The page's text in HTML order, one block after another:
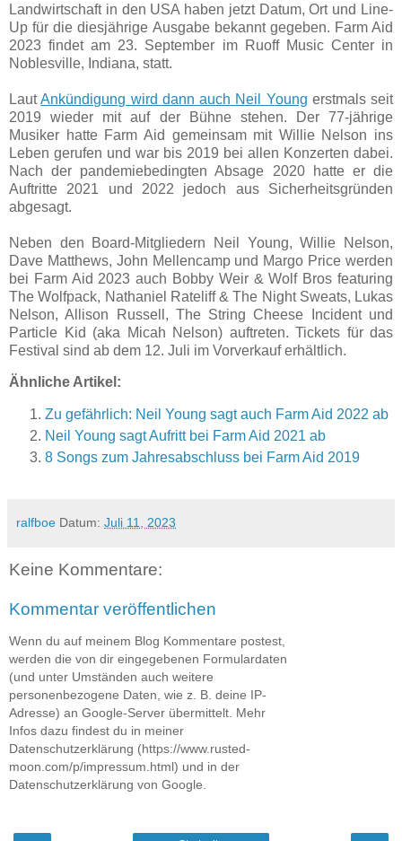
Landwirtschaft in den USA haben jetzt Datum, Ort und Line-
Up für die diesjährige Ausgabe bekannt gegeben. Farm Aid
2023 findet am 23. September im Ruoff Music Center in
Noblesville, Indiana, statt.
LautAnkündigung wird dann auch Neil Young erstmals seit
2019 wieder mit auf der Bühne stehen. Der 77-jährige
Musiker hatte Farm Aid gemeinsam mit Willie Nelson ins
Leben gerufen und war bis 2019 bei allen Konzerten dabei.
Nach der pandemiebedingten Absage 2020 hatte er die
Auftritte 2021 und 2022 jedoch aus Sicherheitsgründen
abgesagt.
Neben den Board-Mitgliedern Neil Young, Willie Nelson,
Dave Matthews, John Mellencamp und Margo Price werden
bei Farm Aid 2023 auch Bobby Weir & Wolf Bros featuring
The Wolfpack, Nathaniel Rateliff & The Night Sweats, Lukas
Nelson, Allison Russell, The String Cheese Incident und
Particle Kid (aka Micah Nelson) auftreten. Tickets für das
Festival sind ab dem 12. Juli im Vorverkauf erhältlich.
Ähnliche Artikel:
Zu gefährlich: Neil Young sagt auch Farm Aid 2022 ab
Neil Young sagt Aufritt bei Farm Aid 2021 ab
8 Songs zum Jahresabschluss bei Farm Aid 2019
ralfboe Datum: Juli 11, 2023
Keine Kommentare:
Kommentar veröffentlichen
Wenn du auf meinem Blog Kommentare postest,
werden die von dir eingegebenen Formulardaten
(und unter Umständen auch weitere
personenbezogene Daten, wie z. B. deine IP-
Adresse) an Google-Server übermittelt. Mehr
Infos dazu findest du in meiner
Datenschutzerklärung (https://www.rusted-
moon.com/p/impressum.html) und in der
Datenschutzerklärung von Google.